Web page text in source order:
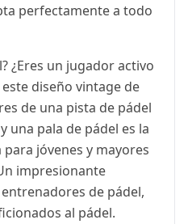
perfectamente a todo
¿Eres un jugador activo
diseño vintage de
de una pista de pádel
una pala de pádel es la
jóvenes y mayores
impresionante
de pádel,
al pádel.